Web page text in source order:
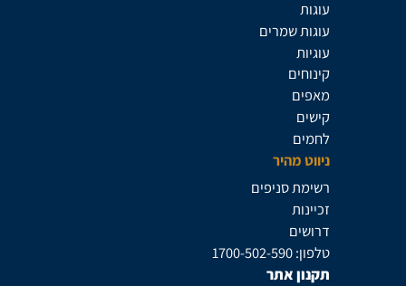
עוגות
עוגות שמרים
עוגיות
קינוחים
מאפים
קישים
לחמים
ניווט מהיר
רשימת סניפים
זכיינות
דרושים
טלפון: 1700-502-590
תקנון אתר